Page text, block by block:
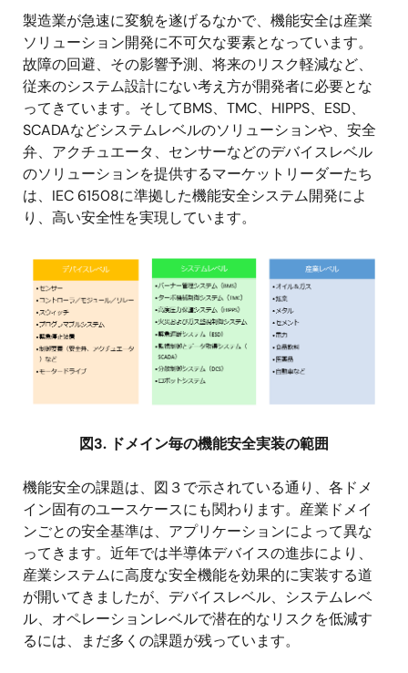
製造業が急速に変貌を遂げるなかで、機能安全は産業
ソリューション開発に不可欠な要素となっています。
故障の回避、その影響予測、将来のリスク軽減など、
従来のシステム設計にない考え方が開発者に必要とな
ってきています。そしてBMS、TMC、HIPPS、ESD、
SCADAなどシステムレベルのソリューションや、安全
弁、アクチュエータ、センサーなどのデバイスレベル
のソリューションを提供するマーケットリーダーたち
は、IEC 61508に準拠した機能安全システム開発によ
り、高い安全性を実現しています。
画
像
図3. ドメイン毎の機能安全実装の範囲
機能安全の課題は、図３で示されている通り、各ドメ
イン固有のユースケースにも関わります。産業ドメイ
ンごとの安全基準は、アプリケーションによって異な
ってきます。近年では半導体デバイスの進歩により、
産業システムに高度な安全機能を効果的に実装する道
が開いてきましたが、デバイスレベル、システムレベ
ル、オペレーションレベルで潜在的なリスクを低減す
るには、まだ多くの課題が残っています。